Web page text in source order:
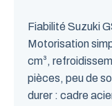
Fiabilité Suzuki
Motorisation
cm³,
pièces, peu de
durer : cadre